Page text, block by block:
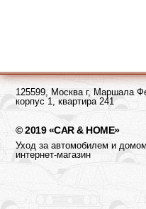
125599, Москва г, Маршала
корпус 1, квартира 241
© 2019 «CAR & HOME»
Уход за автомобилем и
интернет-магазин